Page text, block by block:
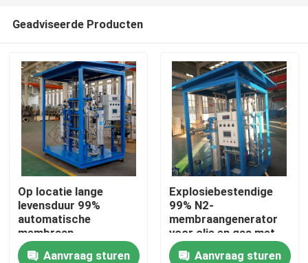
Thuis
Producten
Over ons
Geadviseerde Producten
Op locatie lange
levensduur 99%
automatische
membraan
stikstofgenerator
Aanvraag sturen
Explosiebestendige
99% N2-
membraangenerator
voor olie en gas met
een hoog rendement
Aanvraag sturen